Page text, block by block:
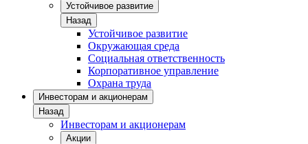
Устойчивое развитие
Назад
Устойчивое развитие
Окружающая среда
Социальная ответственность
Корпоративное управление
Охрана труда
Инвесторам и акционерам
Назад
Инвесторам и акционерам
Акции